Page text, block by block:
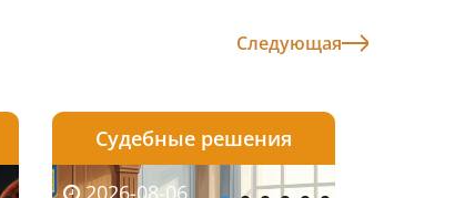
Следующая
08-05 2026-08-05
2026-08-03 2026-08-03
2026-08-06 2026-08-06
Судебные решения
2026-08-06